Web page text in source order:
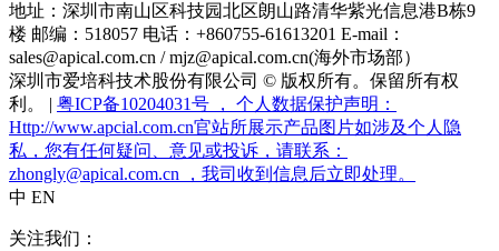
地址：深圳市南山区科技园北区朗山路清华紫光信息港B栋9
楼 邮编：518057 电话：+860755-61613201 E-mail：
sales@apical.com.cn / mjz@apical.com.cn(海外市场部）
深圳市爱培科技术股份有限公司 © 版权所有。保留所有权
利。 | 粤ICP备10204031号 ， 个人数据保护声明：
Http://www.apcial.com.cn官站所展示产品图片如涉及个人隐
私，您有任何疑问、意见或投诉，请联系：
zhongly@apical.com.cn ，我司收到信息后立即处理。
中 EN
关注我们：